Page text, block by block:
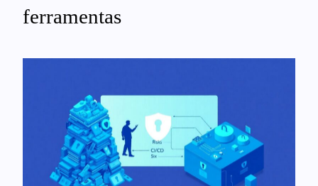
ferramentas